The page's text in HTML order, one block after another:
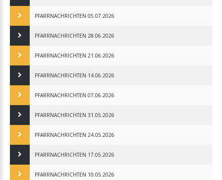
PFARRNACHRICHTEN 05.07.2026
PFARRNACHRICHTEN 28.06.2026
PFARRNACHRICHTEN 21.06.2026
PFARRNACHRICHTEN 14.06.2026
PFARRNACHRICHTEN 07.06.2026
PFARRNACHRICHTEN 31.05.2026
PFARRNACHRICHTEN 24.05.2026
PFARRNACHRICHTEN 17.05.2026
PFARRNACHRICHTEN 10.05.2026